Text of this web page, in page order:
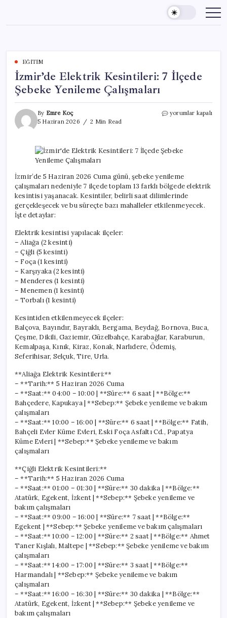
content
EĞITIM
İzmir’de Elektrik Kesintileri: 7 İlçede
Şebeke Yenileme Çalışmaları
By Emre Koç
5 Haziran 2026
2 Min Read
İzmir’de
İlçede
Şebeke
Çalışmaları
için
yorumlar kapalı
İzmir’de 5 Haziran 2026 Cuma günü, şebeke yenileme
çalışmaları nedeniyle 7 ilçede toplam 13 farklı bölgede elektrik
kesintisi yaşanacak. Kesintiler, belirli saat dilimlerinde
gerçekleşecek ve bu süreçte bazı mahalleler etkilenmeyecek.
İşte detaylar:
Elektrik kesintisi yapılacak ilçeler:
– Aliağa (2 kesinti)
– Çiğli (5 kesinti)
– Foça (1 kesinti)
– Karşıyaka (2 kesinti)
– Menderes (1 kesinti)
– Menemen (1 kesinti)
– Torbalı (1 kesinti)
Kesintiden etkilenmeyecek ilçeler:
Balçova, Bayındır, Bayraklı, Bergama, Beydağ, Bornova, Buca,
Çeşme, Dikili, Gaziemir, Güzelbahçe, Karabağlar, Karaburun,
Kemalpaşa, Kınık, Kiraz, Konak, Narlıdere, Ödemiş,
Seferihisar, Selçuk, Tire, Urla.
**Aliağa Elektrik Kesintileri:**
– **Tarih:** 5 Haziran 2026 Cuma
– **Saat:** 04:00 – 10:00 | **Süre:** 6 saat | **Bölge:**
Bahçedere, Kapukaya | **Sebep:** Şebeke yenileme ve bakım
çalışmaları
– **Saat:** 10:00 – 16:00 | **Süre:** 6 saat | **Bölge:** Fatih,
Bahçeli Evler Küme Evleri, Eski Foça Asfaltı Cd., Papatya
Küme Evleri | **Sebep:** Şebeke yenileme ve bakım
çalışmaları
**Çiğli Elektrik Kesintileri:**
– **Tarih:** 5 Haziran 2026 Cuma
– **Saat:** 01:00 – 01:30 | **Süre:** 30 dakika | **Bölge:**
Atatürk, Egekent, İzkent | **Sebep:** Şebeke yenileme ve
bakım çalışmaları
– **Saat:** 09:00 – 16:00 | **Süre:** 7 saat | **Bölge:**
Egekent | **Sebep:** Şebeke yenileme ve bakım çalışmaları
– **Saat:** 10:00 – 12:00 | **Süre:** 2 saat | **Bölge:** Ahmet
Taner Kışlalı, Maltepe | **Sebep:** Şebeke yenileme ve bakım
çalışmaları
– **Saat:** 14:00 – 17:00 | **Süre:** 3 saat | **Bölge:**
Harmandalı | **Sebep:** Şebeke yenileme ve bakım
çalışmaları
– **Saat:** 16:00 – 16:30 | **Süre:** 30 dakika | **Bölge:**
Atatürk, Egekent, İzkent | **Sebep:** Şebeke yenileme ve
bakım çalışmaları